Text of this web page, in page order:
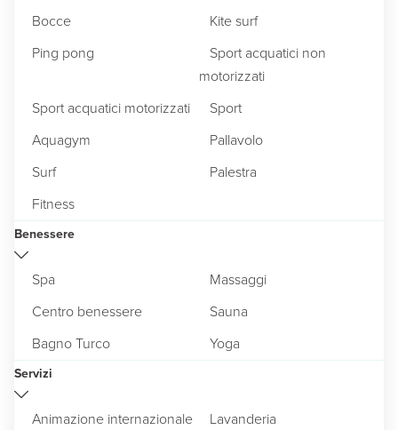
Bocce
Kite surf
Ping pong
Sport acquatici non
motorizzati
Sport acquatici motorizzati
Sport
Aquagym
Pallavolo
Surf
Palestra
Fitness
Benessere
Spa
Massaggi
Centro benessere
Sauna
Bagno Turco
Yoga
Servizi
Animazione internazionale
Lavanderia